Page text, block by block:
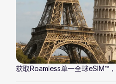
获取Roamless单一全球eSIM™